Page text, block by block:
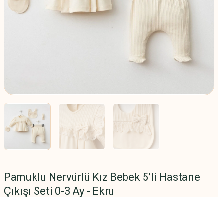
Pamuklu Nervürlü Kız Bebek 5’li Hastane
Çıkışı Seti 0-3 Ay - Ekru